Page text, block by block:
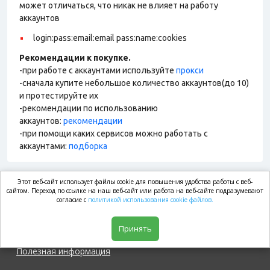
может отличаться, что никак не влияет на работу
аккаунтов
login:pass:email:email pass:name:cookies
Рекомендации к покупке.
-при работе с аккаунтами используйте прокси
-сначала купите небольшое количество аккаунтов(до 10)
и протестируйте их
-рекомендации по использованию
аккаунтов: рекомендации
-при помощи каких сервисов можно работать с
аккаунтами: подборка
market.com
Полезная информация
Этот веб-сайт использует файлы cookie для повышения удобства работы с веб-
сайтом. Переход по ссылке на наш веб-сайт или работа на веб-сайте подразумевают
согласие с политикой использования cookie файлов.
Принять